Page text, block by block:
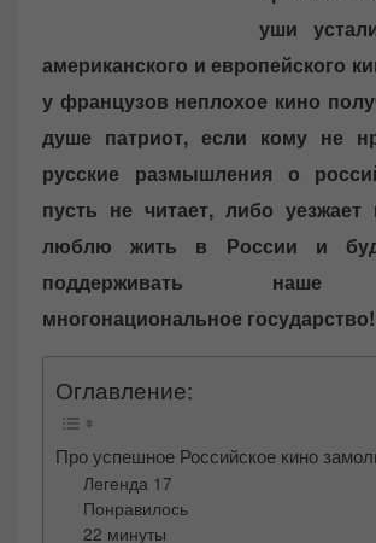
уши
американского и европейского
у французов неплохое кино
душе патриот, если кому не
русские размышления о
пусть не читает, либо
люблю жить в России и
поддерживать наше
многонациональное государство!
Оглавление:
Про успешное Российское кино
Легенда 17
Понравилось
22 минуты